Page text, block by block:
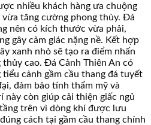
nhiều khách hàng ưa chuộng
tăng cường phong thủy. Đá
nên có kích thước vừa phải,
gây cảm giác nặng nề. Kết hợp
xanh nhỏ sẽ tạo ra điểm nhấn
cao. Đá Cảnh Thiên An có
cảnh gầm cầu thang đá tuyết
đảm bảo tính thẩm mỹ và
còn giúp cải thiện giấc ngủ
trên vì dòng khí được lưu
cách tại gầm cầu thang chính